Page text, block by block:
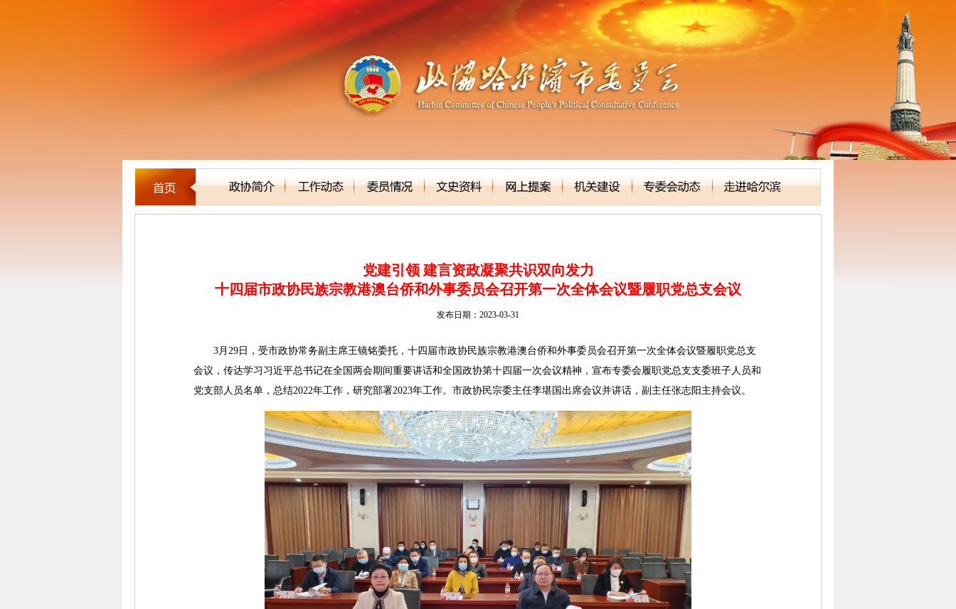
党建引领 建言资政凝聚共识双向发力
十四届市政协民族宗教港澳台侨和外事委员会召开第一次全体会议暨履职党总支会议
发布日期：2023-03-31
3月29日，受市政协常务副主席王镜铭委托，十四届市政协民族宗教港澳台侨和外事委员会召开第一次全体会议暨履职党总支
会议，传达学习习近平总书记在全国两会期间重要讲话和全国政协第十四届一次会议精神，宣布专委会履职党总支支委班子人员和
党支部人员名单，总结2022年工作，研究部署2023年工作。市政协民宗委主任李堪国出席会议并讲话，副主任张志阳主持会议。